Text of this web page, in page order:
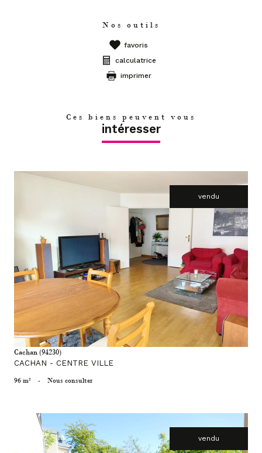
Nos outils
favoris
calculatrice
imprimer
Ces biens peuvent vous
intéresser
vendu
voir le bien
Cachan (94230)
CACHAN - CENTRE VILLE
96 m² - Nous consulter
vendu